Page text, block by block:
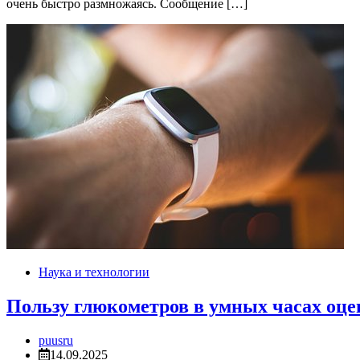
очень быстро размножаясь. Сообщение […]
Наука и технологии
Пользу глюкометров в умных часах
puusru
14.09.2025